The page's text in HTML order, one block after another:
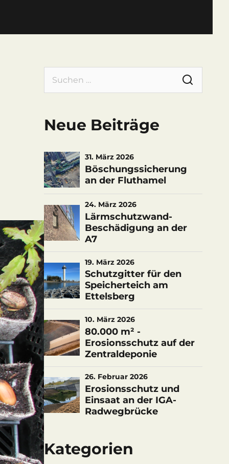
nach:
Neue Beiträge
31. März 2026
Böschungssicherung
an der Fluthamel
24. März 2026
Lärmschutzwand-
Beschädigung an der
A7
19. März 2026
Schutzgitter für den
Speicherteich am
Ettelsberg
10. März 2026
80.000 m² -
Erosionsschutz auf der
Zentraldeponie
26. Februar 2026
Erosionsschutz und
Einsaat an der IGA-
Radwegbrücke
Kategorien